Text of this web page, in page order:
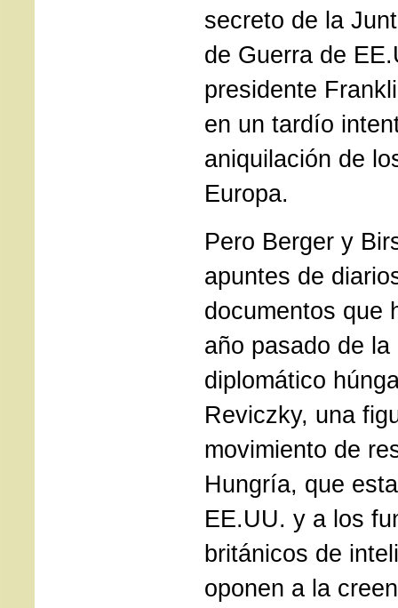
secreto de la
de Guerra de
presidente
en un tardío
aniquilación de
Europa.
Pero Berger y
apuntes de
documentos que
año pasado de la
diplomático
Reviczky, una
movimiento de
Hungría, que
EE.UU. y a los
británicos de
oponen a la